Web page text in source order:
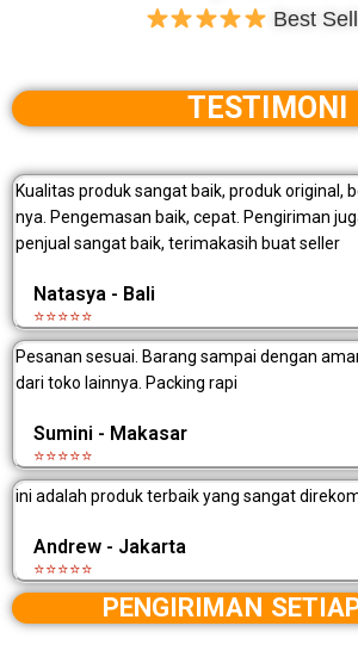
Best
TESTIMONI
Kualitas produk sangat baik, produk original,
nya. Pengemasan baik, cepat. Pengiriman
penjual sangat baik, terimakasih buat seller
Natasya - Bali
⭐⭐⭐⭐⭐
Pesanan sesuai. Barang sampai dengan
dari toko lainnya. Packing rapi
Sumini - Makasar
⭐⭐⭐⭐⭐
ini adalah produk terbaik yang sangat
Andrew - Jakarta
⭐⭐⭐⭐⭐
PENGIRIMAN